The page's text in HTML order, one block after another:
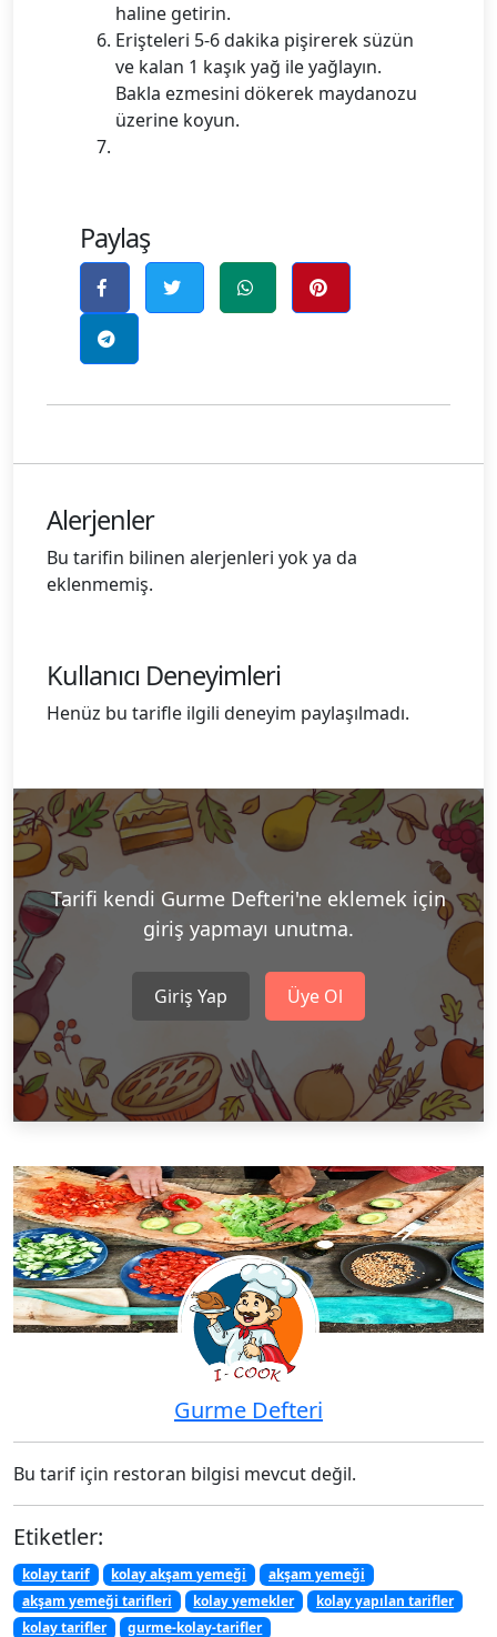
haline getirin.
Erişteleri 5-6 dakika pişirerek süzün
ve kalan 1 kaşık yağ ile yağlayın.
Bakla ezmesini dökerek maydanozu
üzerine koyun.
Paylaş
Alerjenler
Bu tarifin bilinen alerjenleri yok ya da
eklenmemiş.
Kullanıcı Deneyimleri
Henüz bu tarifle ilgili deneyim paylaşılmadı.
Tarifi kendi Gurme Defteri'ne eklemek için
giriş yapmayı unutma.
Giriş Yap Üye Ol
Gurme Defteri
Bu tarif için restoran bilgisi mevcut değil.
Etiketler:
kolay tarif kolay akşam yemeği
akşam yemeği
akşam yemeği tarifleri
kolay yemekler
kolay yapılan tarifler
kolay tarifler
gurme-kolay-tarifler